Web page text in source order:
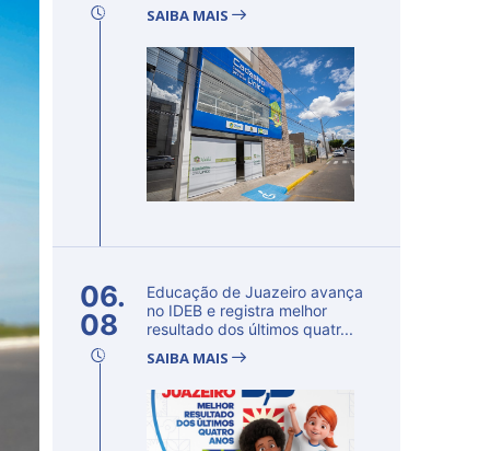
SAIBA MAIS
06.
08
Educação de Juazeiro avança
no IDEB e registra melhor
resultado dos últimos quatr...
SAIBA MAIS